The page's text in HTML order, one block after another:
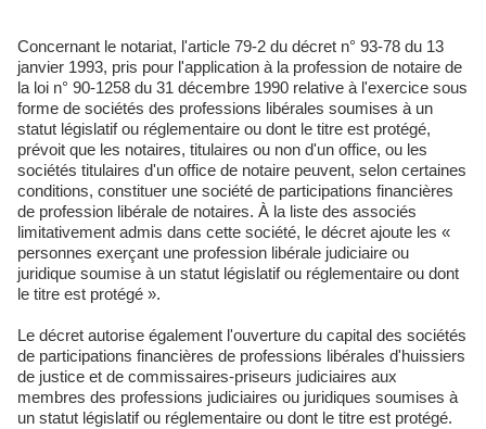
Concernant le notariat, l'article 79-2 du décret n° 93-78 du 13
janvier 1993, pris pour l'application à la profession de notaire de
la loi n° 90-1258 du 31 décembre 1990 relative à l'exercice sous
forme de sociétés des professions libérales soumises à un
statut législatif ou réglementaire ou dont le titre est protégé,
prévoit que les notaires, titulaires ou non d'un office, ou les
sociétés titulaires d'un office de notaire peuvent, selon certaines
conditions, constituer une société de participations financières
de profession libérale de notaires. À la liste des associés
limitativement admis dans cette société, le décret ajoute les «
personnes exerçant une profession libérale judiciaire ou
juridique soumise à un statut législatif ou réglementaire ou dont
le titre est protégé ».
Le décret autorise également l'ouverture du capital des sociétés
de participations financières de professions libérales d'huissiers
de justice et de commissaires-priseurs judiciaires aux
membres des professions judiciaires ou juridiques soumises à
un statut législatif ou réglementaire ou dont le titre est protégé.